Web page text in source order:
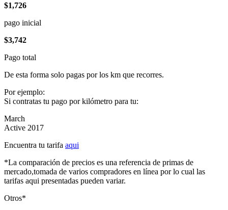
$1,726
pago inicial
$3,742
Pago total
De esta forma solo pagas por los km que recorres.
Por ejemplo:
Si contratas tu pago por kilómetro para tu:
March
Active 2017
Encuentra tu tarifa aqui
*La comparación de precios es una referencia de primas de
mercado,tomada de varios compradores en línea por lo cual las
tarifas aqui presentadas pueden variar.
Otros*